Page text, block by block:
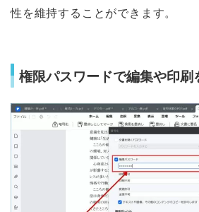
性を維持することができます。
権限パスワードで編集や印刷